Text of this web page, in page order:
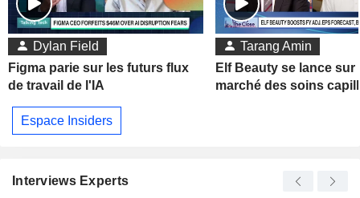
Dylan Field
Figma parie sur les futurs flux
de travail de l'IA
Tarang Amin
Elf Beauty se lance sur
marché des soins
Espace Insiders
Interviews Experts